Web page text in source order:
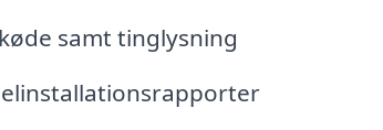
samt tinglysning